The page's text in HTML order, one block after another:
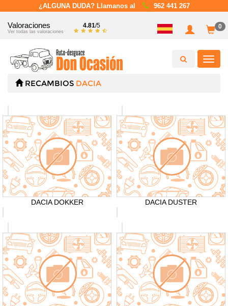
¿ALGUNA DUDA? Llamanos al 962 441 267
Valoraciones
Ver todas las valoraciones
4.81/5 0
RECAMBIOS DACIA
DACIA DOKKER DACIA DUSTER